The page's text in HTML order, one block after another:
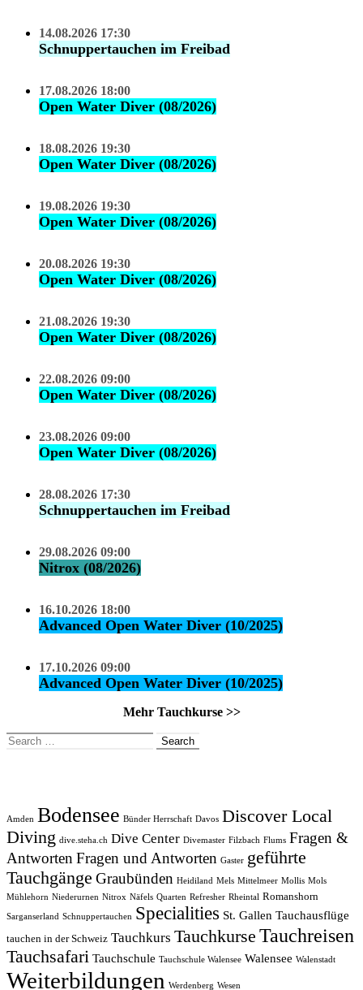
14.08.2026 17:30
Schnuppertauchen im Freibad
17.08.2026 18:00
Open Water Diver (08/2026)
18.08.2026 19:30
Open Water Diver (08/2026)
19.08.2026 19:30
Open Water Diver (08/2026)
20.08.2026 19:30
Open Water Diver (08/2026)
21.08.2026 19:30
Open Water Diver (08/2026)
22.08.2026 09:00
Open Water Diver (08/2026)
23.08.2026 09:00
Open Water Diver (08/2026)
28.08.2026 17:30
Schnuppertauchen im Freibad
29.08.2026 09:00
Nitrox (08/2026)
16.10.2026 18:00
Advanced Open Water Diver (10/2025)
17.10.2026 09:00
Advanced Open Water Diver (10/2025)
Mehr Tauchkurse >>
Search
Amden Bodensee Bünder Herrschaft Davos Discover Local
Diving dive.steha.ch Dive Center Divemaster Filzbach Flums Fragen &
AntwortenFragen und Antworten Gaster geführte
Tauchgänge Graubünden Heidiland Mels Mittelmeer Mollis Mols
Mühlehorn Niederurnen Nitrox Näfels Quarten Refresher Rheintal Romanshorn
Sarganserland Schnuppertauchen Specialities St. Gallen Tauchausflüge
tauchen in der Schweiz Tauchkurs Tauchkurse Tauchreisen
Tauchsafari Tauchschule Tauchschule Walensee Walensee Walenstadt
Weiterbildungen Werdenberg Wesen